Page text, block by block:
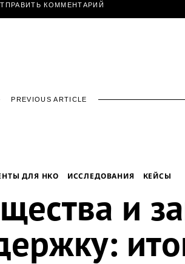
PREVIOUS ARTICLE
ДЛЯ НКО ИССЛЕДОВАНИЯ КЕЙСЫ
и